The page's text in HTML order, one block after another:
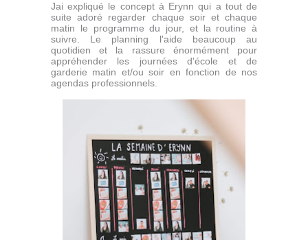
Jai expliqué le concept à Erynn qui a tout de
suite adoré regarder chaque soir et chaque
matin le programme du jour, et la routine à
suivre. Le planning l'aide beaucoup au
quotidien et la rassure énormément pour
appréhender les journées d'école et de
garderie matin et/ou soir en fonction de nos
agendas professionnels.